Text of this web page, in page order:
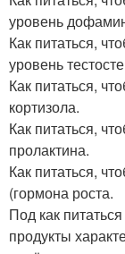
уровень
Как питаться,
уровень
Как питаться,
кортизола.
Как питаться,
пролактина.
Как питаться,
(гормона роста.
Под как
продукты